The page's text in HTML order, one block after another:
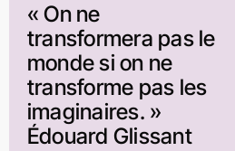
« On ne
transformera pas le
monde si on ne
transforme pas les
imaginaires. »
Édouard Glissant